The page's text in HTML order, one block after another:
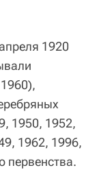
1920
1950, 1952,
1962, 1996,
первенства.